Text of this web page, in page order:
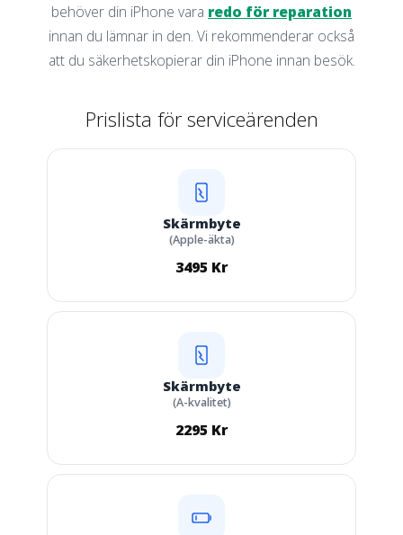
behöver din iPhone vara redo för reparation
innan du lämnar in den. Vi rekommenderar också
att du säkerhetskopierar din iPhone innan besök.
Prislista för serviceärenden
Skärmbyte
(Apple-äkta)
3495 Kr
Skärmbyte
(A-kvalitet)
2295 Kr